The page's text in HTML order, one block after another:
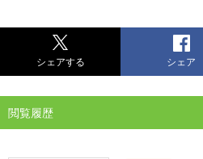
シェアする シェア
閲覧履歴